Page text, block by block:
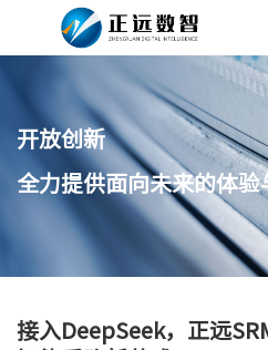
开放创新
全力提供面向未来的体验
接入DeepSeek，正远